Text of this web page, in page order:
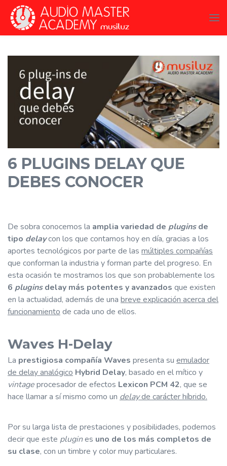
6 PLUGINS DELAY QUE
DEBES CONOCER
De sobra conocemos la amplia variedad de pluginsde
tipo delaycon los que contamos hoy en día, gracias a los
aportes tecnológicos por parte de las múltiples compañías
que conforman la industria y forman parte del progreso. En
esta ocasión te mostramos los que son probablemente los
6 pluginsdelay más potentes y avanzados que existen
en la actualidad, además de una breve explicación acerca del
funcionamiento de cada uno de ellos.
Waves H-Delay
La prestigiosa compañía Waves presenta su emulador
de delay analógico Hybrid Delay, basado en el mítico y
vintageprocesador de efectos Lexicon PCM 42, que se
hace llamar a sí mismo como un delayde carácter híbrido.
Por su larga lista de prestaciones y posibilidades, podemos
decir que este plugines uno de los más completos de
su clase, con un timbre y color muy particulares.